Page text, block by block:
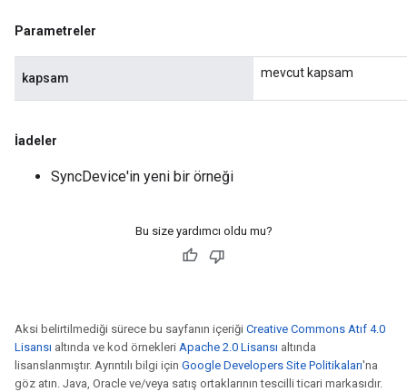
Parametreler
kapsam mevcut kapsam
İadeler
SyncDevice'in yeni bir örneği
Bu size yardımcı oldu mu?
Aksi belirtilmediği sürece bu sayfanın içeriği Creative Commons Atıf 4.0
Lisansı altında ve kod örnekleri Apache 2.0 Lisansı altında
lisanslanmıştır. Ayrıntılı bilgi için Google Developers Site Politikaları'na
göz atın. Java, Oracle ve/veya satış ortaklarının tescilli ticari markasıdır.